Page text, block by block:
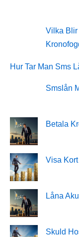
Vilka Blir
Hur Tar Man Sms
Smslån
Betala
Visa
Låna
Skuld